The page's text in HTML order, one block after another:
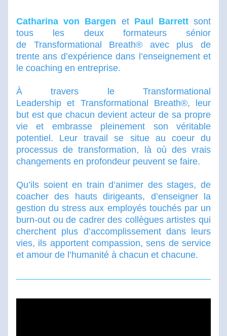
Catharina von Bargen et Paul Barrett sont
tous les deux formateurs sénior
de Transformational Breath® avec plus de
trente ans d’expérience dans l’enseignement et
le coaching en entreprise.
À travers le Transformational
Leadership et Transformational Breath®, leur
but est que chacun devient acteur de sa propre
vie et embrasse pleinement son véritable
potentiel. Leur travail se situe au coeur du
processus de transformation, là où des vrais
changements en profondeur peuvent se faire.
Qu’ils soient en train d’animer des stages, de
coacher des hauts dirigeants, d’enseigner la
gestion du stress aux employés touchés par un
burn-out ou de cadrer des collègues artistes qui
cherchent plus d’accomplissement dans leurs
vies, ils apportent compassion, sens de service
et amour de l’humanité à chacun et chacune.